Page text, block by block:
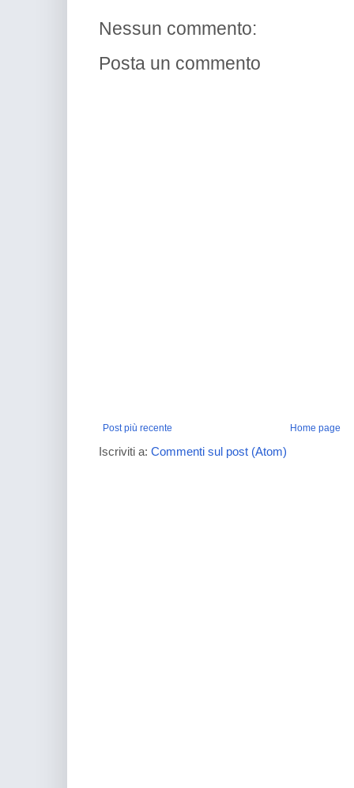
Nessun commento:
Posta un commento
Post più recente Home page
Iscriviti a: Commenti sul post (Atom)